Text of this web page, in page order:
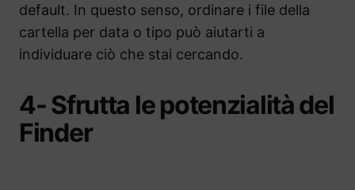
default. In questo senso, ordinare i file della
cartella per data o tipo può aiutarti a
individuare ciò che stai cercando.
4- Sfrutta le potenzialità del
Finder